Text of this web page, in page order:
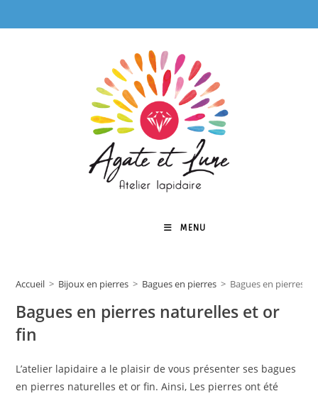
to
MENU
Accueil > Bijoux en pierres > Bagues en pierres > Bagues en pierres
Bagues en pierres naturelles et or
fin
L’atelier lapidaire a le plaisir de vous présenter ses bagues
en pierres naturelles et or fin. Ainsi, Les pierres ont été